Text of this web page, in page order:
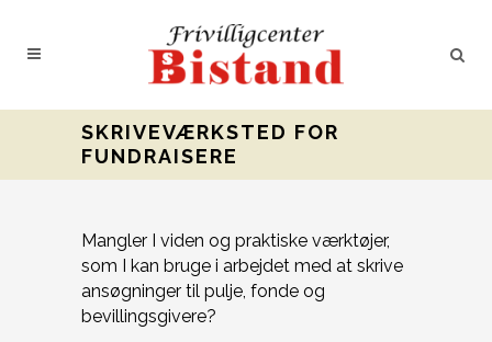
SKRIVEVÆRKSTED FOR
FUNDRAISERE
Mangler I viden og praktiske værktøjer,
som I kan bruge i arbejdet med at skrive
ansøgninger til pulje, fonde og
bevillingsgivere?